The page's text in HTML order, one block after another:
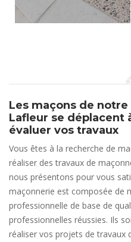
Les maçons de
Lafleur se déplacent
évaluer vos travaux
Vous êtes à la recherche de
réaliser des travaux de
nous présentons pour vous
maçonnerie est composée de
professionnelle de base de
professionnelles réussies. Ils
réaliser vos projets de travaux